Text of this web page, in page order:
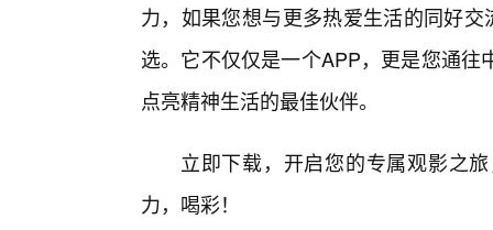
力，如果您想与更多热爱生活的同好
选。它不仅仅是一个APP，更是您通
点亮精神生活的最佳伙伴。
立即下载，开启您的专属观影之
力，喝彩！